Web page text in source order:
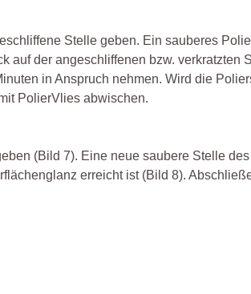
Stelle geben. Ein sauberes
der angeschliffenen bzw.
in Anspruch nehmen. Wird die
PolierVlies abwischen.
(Bild 7). Eine neue saubere Stelle
erreicht ist (Bild 8).